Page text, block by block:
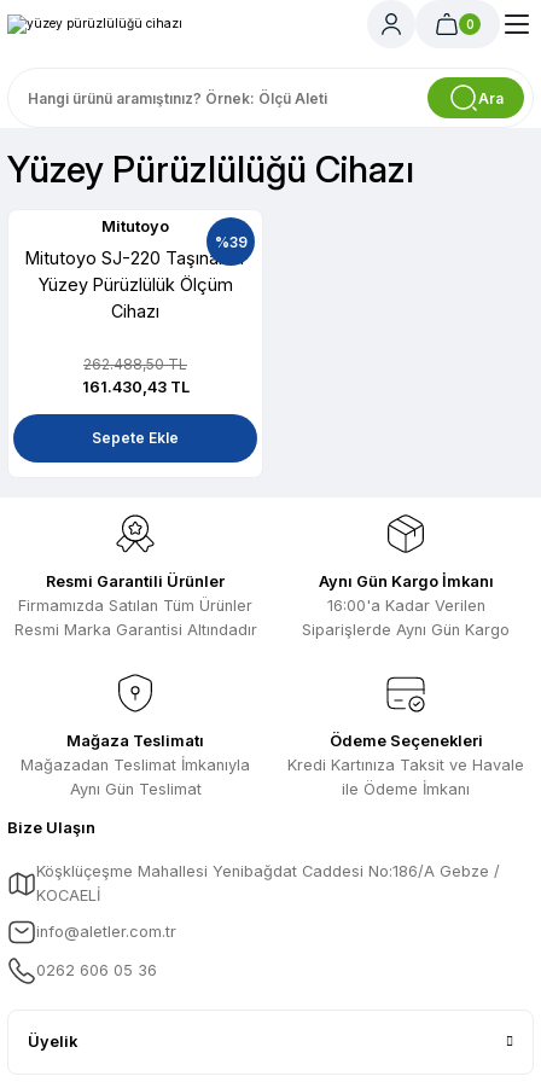
Ara
0
Yüzey Pürüzlülüğü Cihazı
%39
Mitutoyo
Mitutoyo SJ-220 Taşınabilir
Yüzey Pürüzlülük Ölçüm
Cihazı
262.488,50 TL
161.430,43 TL
Sepete Ekle
Resmi Garantili Ürünler
Firmamızda Satılan Tüm Ürünler
Resmi Marka Garantisi Altındadır
Aynı Gün Kargo İmkanı
16:00'a Kadar Verilen
Siparişlerde Aynı Gün Kargo
Mağaza Teslimatı
Mağazadan Teslimat İmkanıyla
Aynı Gün Teslimat
Ödeme Seçenekleri
Kredi Kartınıza Taksit ve Havale
ile Ödeme İmkanı
Bize Ulaşın
Köşklüçeşme Mahallesi Yenibağdat Caddesi No:186/A Gebze /
KOCAELİ
info@aletler.com.tr
0262 606 05 36
Üyelik